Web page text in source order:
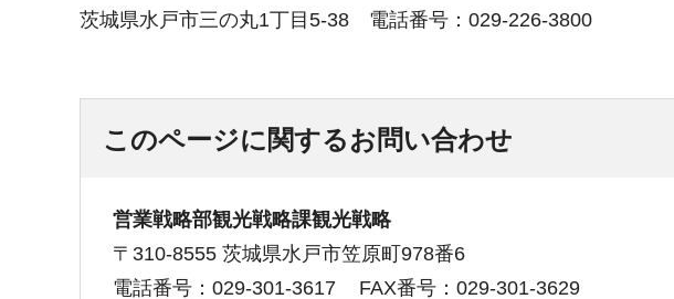
茨城県水戸市三の丸1丁目5-38 電話番号：029-226-3800
このページに関するお問い合わせ
営業戦略部観光戦略課観光戦略
〒310-8555 茨城県水戸市笠原町978番6
電話番号：029-301-3617
FAX番号：029-301-3629